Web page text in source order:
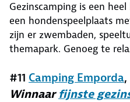
Gezinscamping is een
een hondenspeelplaats
zijn er zwembaden,
themapark. Genoeg te
#11 Camping Emporda
Winnaar fijnste